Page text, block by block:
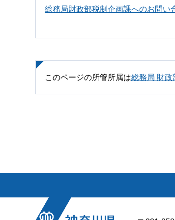
総務局財政部税制企画課へのお問い
このページの所管所属は総務局 財政